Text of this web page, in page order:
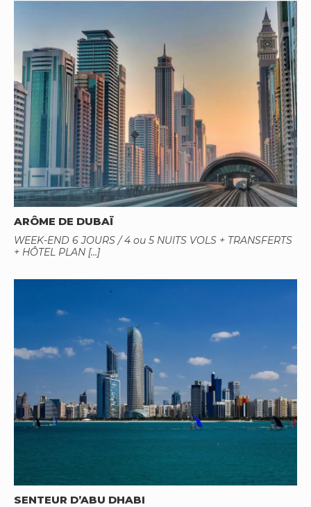
ARÔME DE DUBAÏ
WEEK-END 6 JOURS / 4 ou 5 NUITS VOLS + TRANSFERTS
+ HÔTEL PLAN […]
SENTEUR D’ABU DHABI